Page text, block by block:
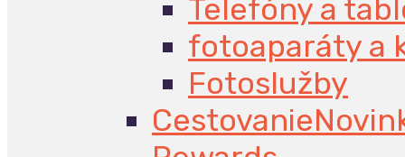
Telefóny a
fotoaparáty a
Fotoslužby
Cestovanie